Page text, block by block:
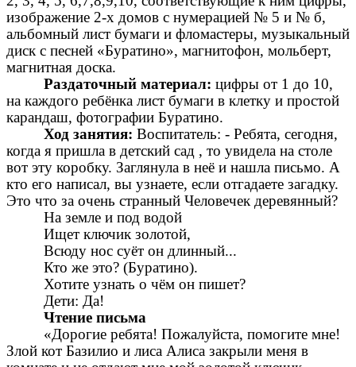
изображение 2-х домов с нумерацией № 5 и № б,
альбомный лист бумаги и фломастеры, музыкальный
диск с песней «Буратино», магнитофон, мольберт,
магнитная доска.
Раздаточный материал:цифры от 1 до 10,
на каждого ребёнка лист бумаги в клетку и простой
карандаш, фотографии Буратино.
Ход занятия:Воспитатель: - Ребята, сегодня,
когда я пришла в детский сад , то увидела на столе
вот эту коробку. Заглянула в неё и нашла письмо. А
кто его написал, вы узнаете, если отгадаете загадку.
Это что за очень странный Человечек деревянный?
На земле и под водой
Ищет ключик золотой,
Всюду нос суёт он длинный...
Кто же это? (Буратино).
Хотите узнать о чём он пишет?
Дети: Да!
Чтение письма
«Дорогие ребята! Пожалуйста, помогите мне!
Злой кот Базилио и лиса Алиса закрыли меня в